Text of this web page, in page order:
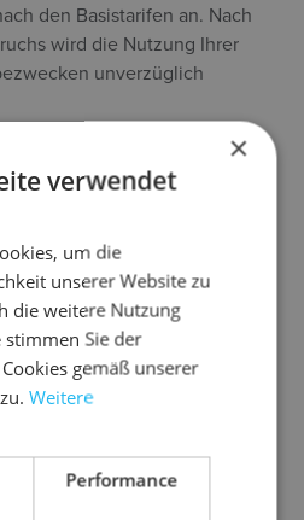
den Basistarifen an. Nach
wird die Nutzung Ihrer
unverzüglich
Mail-Newsletter erfolgt über
Web Services, Inc., 410
WA 98109, USA
Interesses an einem
Newsletter-
bei der Newsletter-
Daten gem. Art. 6 Abs. 1
Anbieter weiter, damit dieser
in unserem Auftrag
×
verwendet
um die
unserer Website zu
die weitere Nutzung
stimmen Sie der
gemäß unserer
zu.Weitere
Performance